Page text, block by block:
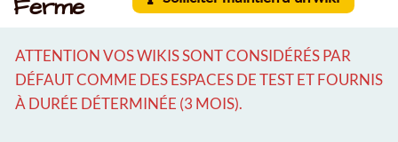
Ferme
ATTENTION VOS WIKIS SONT CONSIDÉRÉS PAR
DÉFAUT COMME DES ESPACES DE TEST ET FOURNIS
À DURÉE DÉTERMINÉE (3 MOIS).